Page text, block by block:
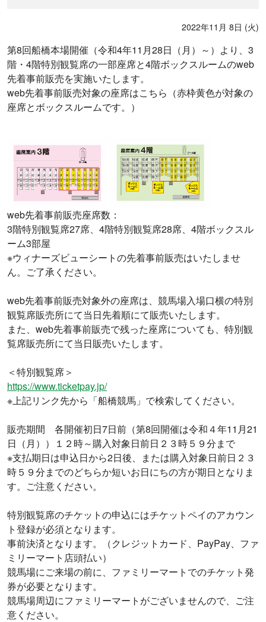
2022年11月 8日 (火)
第8回船橋本場開催（令和4年11月28日（月）～）より、3
階・4階特別観覧席の一部座席と4階ボックスルームのweb
先着事前販売を実施いたします。
web先着事前販売対象の座席はこちら（赤枠黄色が対象の
座席とボックスルームです。）
web先着事前販売座席数：
3階特別観覧席27席、4階特別観覧席28席、4階ボックスル
ーム3部屋
※ウィナーズビューシートの先着事前販売はいたしませ
ん。ご了承ください。
web先着事前販売対象外の座席は、競馬場入場口横の特別
観覧席販売所にて当日先着順にて販売いたします。
また、web先着事前販売で残った座席についても、特別観
覧席販売所にて当日販売いたします。
＜特別観覧席＞
https://www.ticketpay.jp/
※上記リンク先から「船橋競馬」で検索してください。
販売期間 各開催初日7日前（第8回開催は令和４年11月21
日（月））１２時～購入対象日前日２３時５９分まで
※支払期日は申込日から2日後、または購入対象日前日２３
時５９分までのどちらか短いお日にちの方が期日となりま
す。ご注意ください。
特別観覧席のチケットの申込にはチケットペイのアカウン
ト登録が必須となります。
事前決済となります。（クレジットカード、PayPay、ファ
ミリーマート店頭払い）
競馬場にご来場の前に、ファミリーマートでのチケット発
券が必要となります。
競馬場周辺にファミリーマートがございませんので、ご注
意ください。